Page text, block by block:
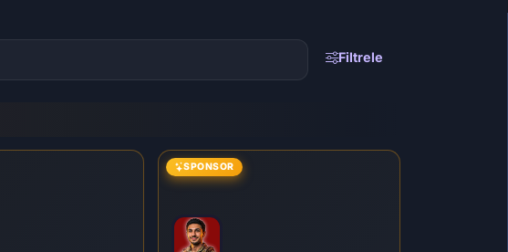
Filtrele
SPONSOR